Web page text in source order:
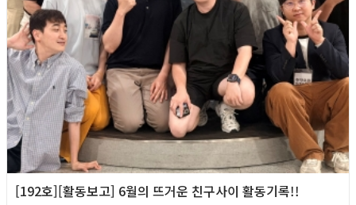
[192호][활동보고] 6월의 뜨거운 친구사이 활동기록!!